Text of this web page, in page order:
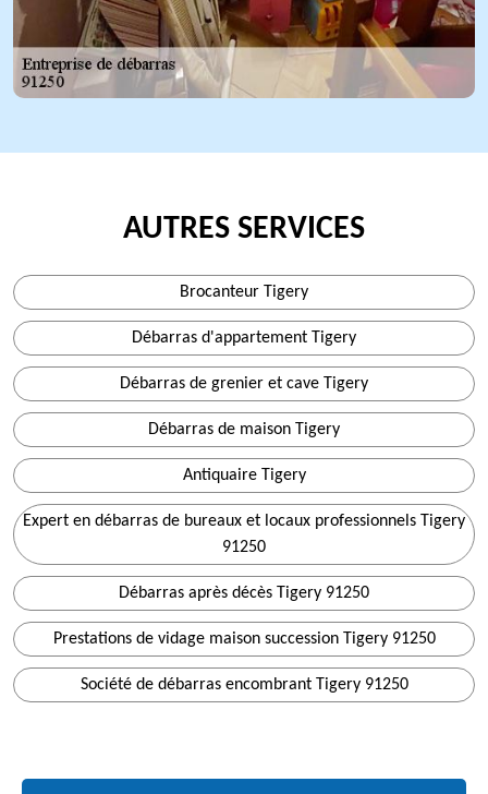
AUTRES SERVICES
Brocanteur Tigery
Débarras d'appartement Tigery
Débarras de grenier et cave Tigery
Débarras de maison Tigery
Antiquaire Tigery
Expert en débarras de bureaux et locaux professionnels Tigery
91250
Débarras après décès Tigery 91250
Prestations de vidage maison succession Tigery 91250
Société de débarras encombrant Tigery 91250